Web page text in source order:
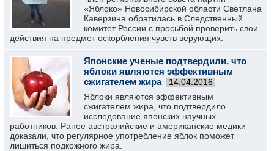
«Яблоко» Новосибирской области Светлана
Каверзина обратилась в Следственный
комитет России с просьбой проверить свои
действия на предмет оскорбления чувств верующих.
Японские ученые подтвердили, что
яблоки являются эффективным
сжигателем жира
14.04.2016
Яблоки являются эффективным
сжигателем жира, что подтвердило
исследование японских научных
работников. Ранее австралийские и американские медики
доказали, что регулярное употребление яблок поможет
лишиться подкожного жира.